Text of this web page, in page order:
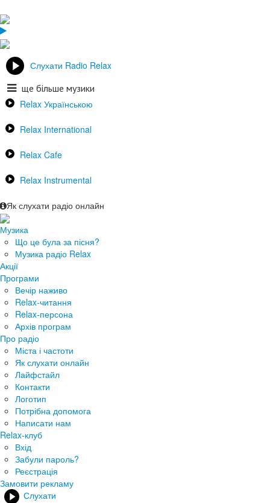
Слухати Radio Relax
ще більше музики
Relax Українською
Relax International
Relax Cafe
Relax Instrumental
Як слухати радіо онлайн
Музика
Що це була за пісня?
Музика радіо Relax
Акції
Програми
Вечір наживо
Relax-читання
Relax-персона
Архів програм
Про радіо
Міста і частоти
Як слухати онлайн
Лайфстайл
Контакти
Логотип
Потрібна допомога
Написати нам
Relax-клуб
Вхід
Забули пароль?
Реєстрація
Замовити рекламу
Слухати